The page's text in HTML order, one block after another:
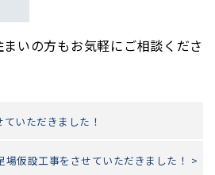
いの方もお気軽にご相談くださ
いただきました！
場仮設工事をさせていただきました！ >